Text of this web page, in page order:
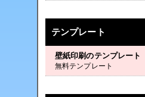
テンプレート
壁紙印刷のテンプレート
無料テンプレート